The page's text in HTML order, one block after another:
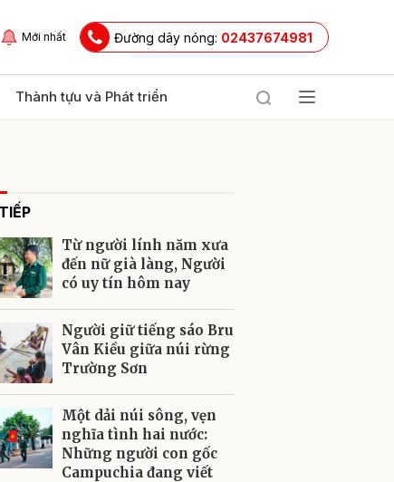
Mới nhất Đường dây nóng: 02437674981
Thành tựu và Phát triển
Từ người lính năm xưa
đến nữ già làng, Người
có uy tín hôm nay
Người giữ tiếng sáo Bru
Vân Kiều giữa núi rừng
Trường Sơn
Một dải núi sông, vẹn
nghĩa tình hai nước:
Những người con gốc
Campuchia đang viết